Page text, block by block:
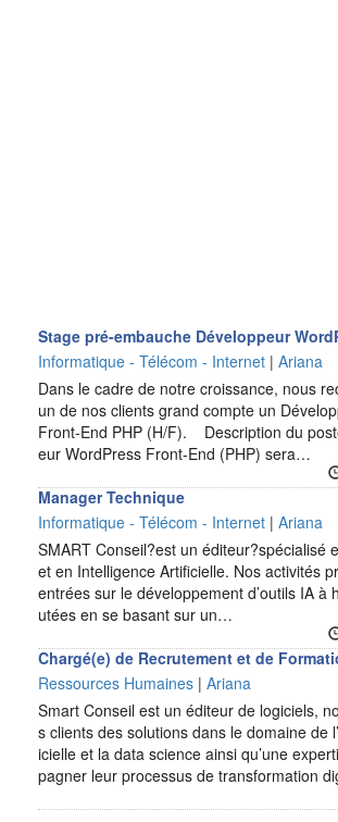
Stage pré-embauche Développeur
Informatique - Télécom - Internet | Ariana
Dans le cadre de notre croissance, nous
un de nos clients grand compte un
Front-End PHP (H/F). Description du
eur WordPress Front-End (PHP) sera…
Manager Technique
Informatique - Télécom - Internet | Ariana
SMART Conseil?est un éditeur?spécialisé
et en Intelligence Artificielle. Nos activités
entrées sur le développement d’outils IA à
utées en se basant sur un…
Chargé(e) de Recrutement et de
Ressources Humaines | Ariana
Smart Conseil est un éditeur de logiciels,
s clients des solutions dans le domaine de
icielle et la data science ainsi qu’une
pagner leur processus de transformation